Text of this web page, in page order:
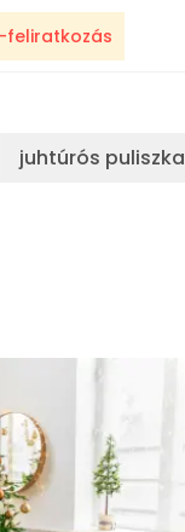
feliratkozás
juhtúrós puliszka